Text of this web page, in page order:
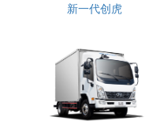
新一代创虎